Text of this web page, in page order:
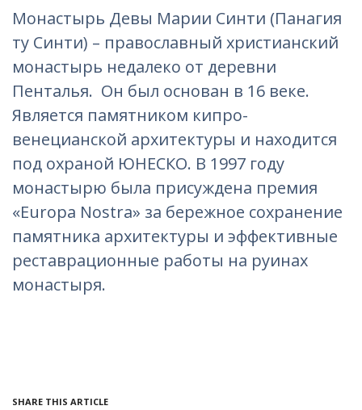
Монастырь Девы Марии Синти (Панагия
ту Синти) – православный христианский
монастырь недалеко от деревни
Пенталья. Он был основан в 16 веке.
Является памятником кипро-
венецианской архитектуры и находится
под охраной ЮНЕСКО. В 1997 году
монастырю была присуждена премия
«Europa Nostra» за бережное сохранение
памятника архитектуры и эффективные
реставрационные работы на руинах
монастыря.
SHARE THIS ARTICLE